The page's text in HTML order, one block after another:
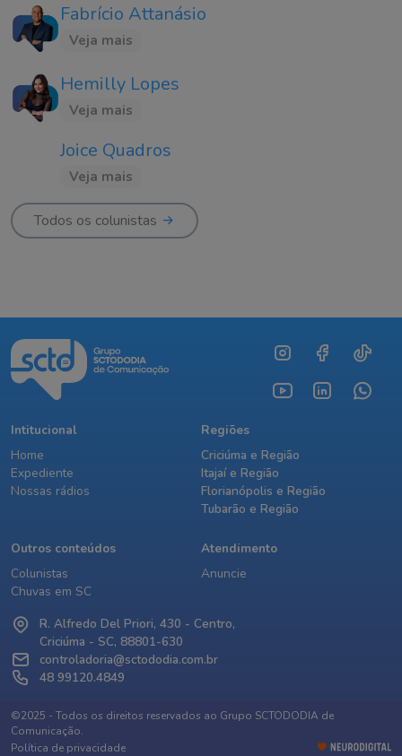
Fabrício Attanásio
Veja mais
Hemilly Lopes
Veja mais
Joice Quadros
Veja mais
Todos os colunistas
Intitucional
Home
Expediente
Nossas rádios
Regiões
Criciúma e Região
Itajaí e Região
Florianópolis e Região
Tubarão e Região
Outros conteúdos
Colunistas
Chuvas em SC
Atendimento
Anuncie
R. Alfredo Del Priori, 430 - Centro,
Criciúma - SC, 88801-630
controladoria@sctododia.com.br
48 99120.4849
©2025 - Todos os direitos reservados ao Grupo SCTODODIA de
Comunicação.
Política de privacidade